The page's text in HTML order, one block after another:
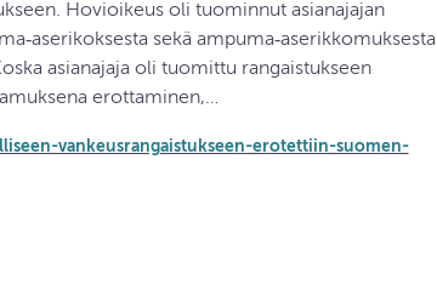
Hovioikeus oli tuominnut asianajajan
sekä ampuma‐aserikkomuksesta
asianajaja oli tuomittu rangaistukseen
erottaminen,…
vankeusrangaistukseen-erotettiin-suomen-